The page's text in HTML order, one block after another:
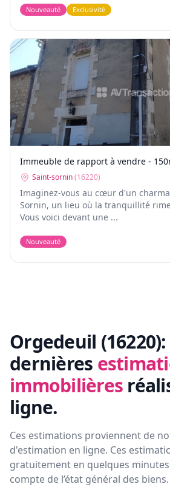
Nouveauté Exclusivité
Immeuble de rapport à vendre -
Saint-sornin(16220)
Imaginez-vous au cœur d'un
Sornin, un lieu où la tranquillité
Vous voici devant une ...
Nouveauté
Orgedeuil (16220):
dernières
immobilières
ligne.
Ces estimations proviennent de
d'estimation en ligne. Ces
gratuitement en quelques
compte de l’état général des biens.